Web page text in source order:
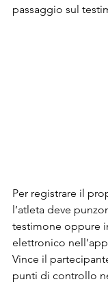
passaggio sul
Per registrare il
l’atleta deve
testimone oppure
elettronico
Vince il
punti di controllo